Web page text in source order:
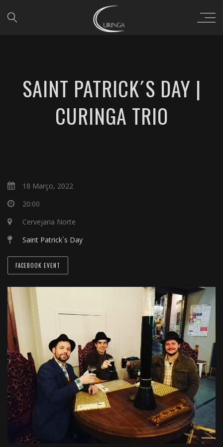
SAINT PATRICK´S DAY |
CURINGA TRIO
18 Março, 2022
20:00
Cervejaria Norte
Saint Patrick´s Day
FACEBOOK EVENT